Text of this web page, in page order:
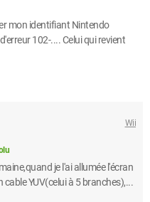
mon identifiant Nintendo
102-.... Celui qui revient
Wii
je l'ai allumée l'écran
YUV(celui à 5 branches),...